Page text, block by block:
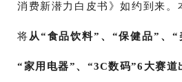
消费新潜力白皮书》如约到来。
将从“食品饮料”、“保健品”、“
“家用电器”、“3C数码”6大赛道